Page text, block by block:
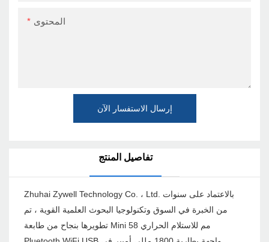
المحتوى
إرسال الاستفسار الآن
تفاصيل المنتج
Zhuhai Zywell Technology Co. ، Ltd. بالاعتماد على سنوات
من الخبرة في السوق وتكنولوجيا البحوث العلمية القوية ، تم
تطويرها بنجاح من طابعة Mini 58 مم للاستلام الحراري